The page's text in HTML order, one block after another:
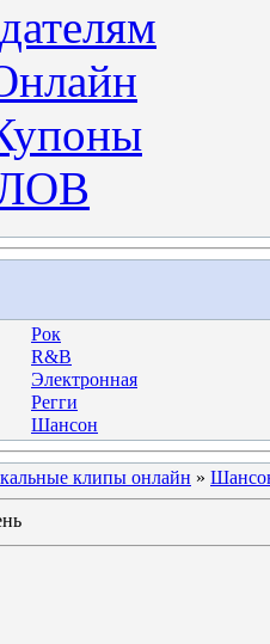
Рок
R&B
Электронная
Регги
Шансон
клипы онлайн »